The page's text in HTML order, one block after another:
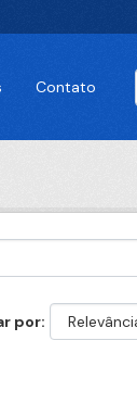
Contato
por